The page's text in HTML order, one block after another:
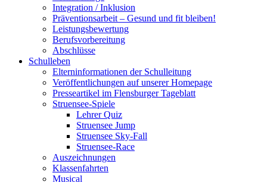
Integration / Inklusion
Präventionsarbeit – Gesund und fit bleiben!
Leistungsbewertung
Berufsvorbereitung
Abschlüsse
Schulleben
Elterninformationen der Schulleitung
Veröffentlichungen auf unserer Homepage
Presseartikel im Flensburger Tageblatt
Struensee-Spiele
Lehrer Quiz
Struensee Jump
Struensee Sky-Fall
Struensee-Race
Auszeichnungen
Klassenfahrten
Musical